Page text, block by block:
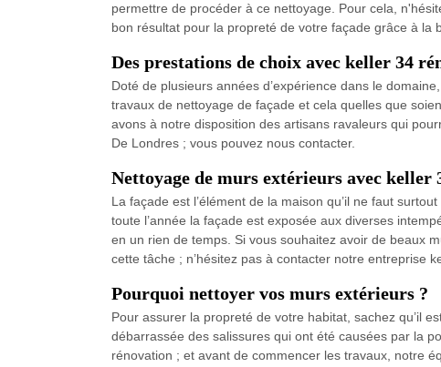
permettre de procéder à ce nettoyage. Pour cela,
bon résultat pour la propreté de votre façade grâce à la
Des prestations de choix avec keller 34
Doté de plusieurs années d’expérience dans le
travaux de nettoyage de façade et cela quelles que
avons à notre disposition des artisans ravaleurs qui
De Londres ; vous pouvez nous contacter.
Nettoyage de murs extérieurs avec keller
La façade est l’élément de la maison qu’il ne faut
toute l’année la façade est exposée aux diverses
en un rien de temps. Si vous souhaitez avoir de beaux
cette tâche ; n’hésitez pas à contacter notre entreprise
Pourquoi nettoyer vos murs extérieurs ?
Pour assurer la propreté de votre habitat, sachez qu’il
débarrassée des salissures qui ont été causées par la
rénovation ; et avant de commencer les travaux, notre